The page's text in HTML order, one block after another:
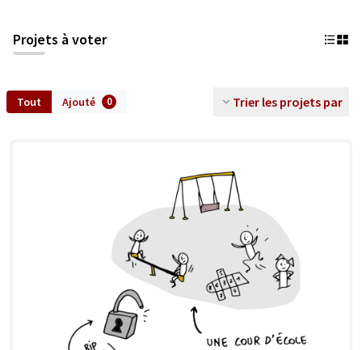
Projets à voter
Tout Ajouté 0 Trier les projets par